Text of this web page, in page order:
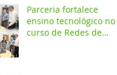
compromisso com a
preservação do meio
ambiente
Parceria fortalece
ensino tecnológico no
curso de Redes de